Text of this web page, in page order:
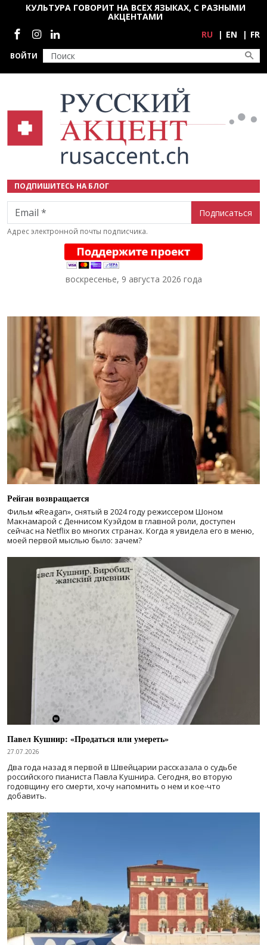
Перейти к основному содержанию
ВОЙТИ
КУЛЬТУРА ГОВОРИТ НА ВСЕХ ЯЗЫКАХ, С РАЗНЫМИ
АКЦЕНТАМИ
Социальные сети
RU EN FR
ПОДПИШИТЕСЬ НА БЛОГ
Email
Адрес электронной почты подписчика.
воскресенье, 9 августа 2026 года
Рейган возвращается
Фильм «Reagan», снятый в 2024 годурежиссером Шоном
Макнамарой с Деннисом Куэйдом в главной роли, доступен
сейчас на Netflix во многих странах. Когда я увидела его в меню,
моей первой мыслью было: зачем?
Павел Кушнир: «Продаться или умереть»
27.07.2026
Два года назад я первой в Швейцарии рассказала о судьбе
российского пианиста Павла Кушнира. Сегодня, во вторую
годовщину его смерти, хочу напомнить о нем и кое-что
добавить.